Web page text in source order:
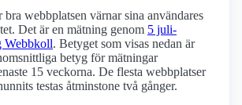
bra webbplatsen värnar sina användares
Det är en mätning genom 5 juli-
Webbkoll. Betyget som visas nedan är
betyg för mätningar
15 veckorna. De flesta webbplatser
testas åtminstone två gånger.